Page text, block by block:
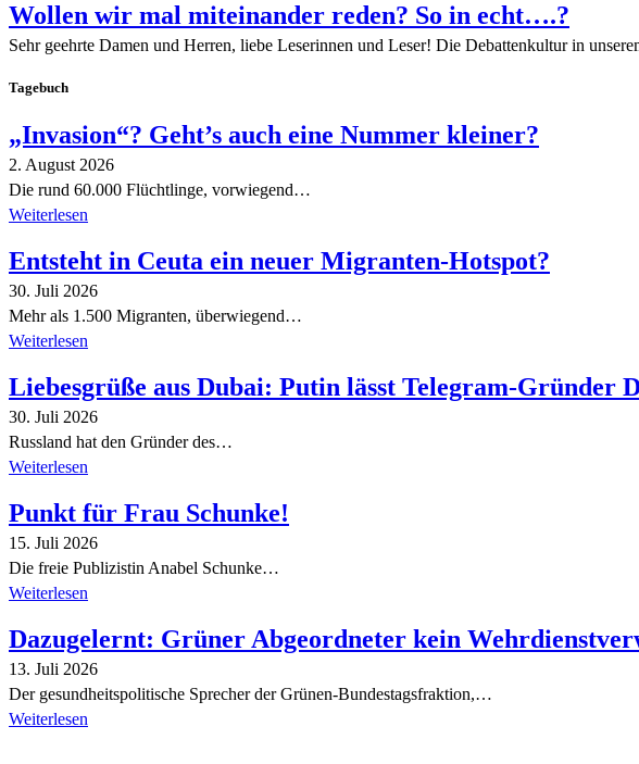
Wollen wir mal miteinander reden? So in echt….?
Sehr geehrte Damen und Herren, liebe Leserinnen und Leser! Die Debattenkultur in
Tagebuch
„Invasion“? Geht’s auch eine Nummer kleiner?
2. August 2026
Die rund 60.000 Flüchtlinge, vorwiegend…
Weiterlesen
Entsteht in Ceuta ein neuer Migranten-Hotspot?
30. Juli 2026
Mehr als 1.500 Migranten, überwiegend…
Weiterlesen
Liebesgrüße aus Dubai: Putin lässt Telegram-Gründer
30. Juli 2026
Russland hat den Gründer des…
Weiterlesen
Punkt für Frau Schunke!
15. Juli 2026
Die freie Publizistin Anabel Schunke…
Weiterlesen
Dazugelernt: Grüner Abgeordneter kein
13. Juli 2026
Der gesundheitspolitische Sprecher der Grünen-Bundestagsfraktion,…
Weiterlesen